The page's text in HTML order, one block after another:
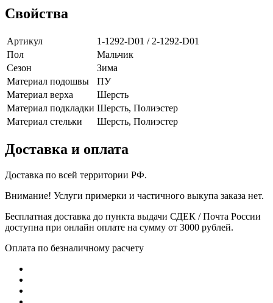
Свойства
Артикул
1-1292-D01 / 2-1292-D01
Пол
Мальчик
Сезон
Зима
Материал подошвы
ПУ
Материал верха
Шерсть
Материал подкладки Шерсть, Полиэстер
Материал стельки
Шерсть, Полиэстер
Доставка и оплата
Доставка по всей территории РФ.
Внимание! Услуги примерки и частичного выкупа заказа нет.
Бесплатная доставка до пункта выдачи СДЕК / Почта России
доступна при онлайн оплате на сумму от 3000 рублей.
Оплата по безналичному расчету